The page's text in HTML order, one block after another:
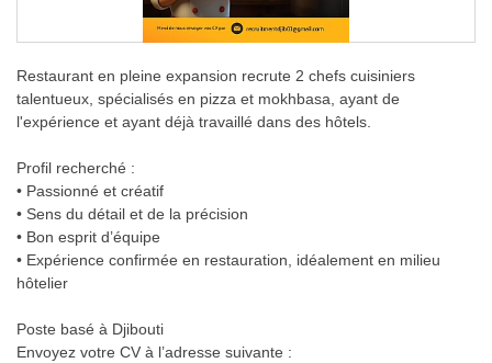
Restaurant en pleine expansion recrute 2 chefs cuisiniers
talentueux, spécialisés en pizza et mokhbasa, ayant de
l'expérience et ayant déjà travaillé dans des hôtels.
Profil recherché :
• Passionné et créatif
• Sens du détail et de la précision
• Bon esprit d’équipe
• Expérience confirmée en restauration, idéalement en milieu
hôtelier
Poste basé à Djibouti
Envoyez votre CV à l’adresse suivante :